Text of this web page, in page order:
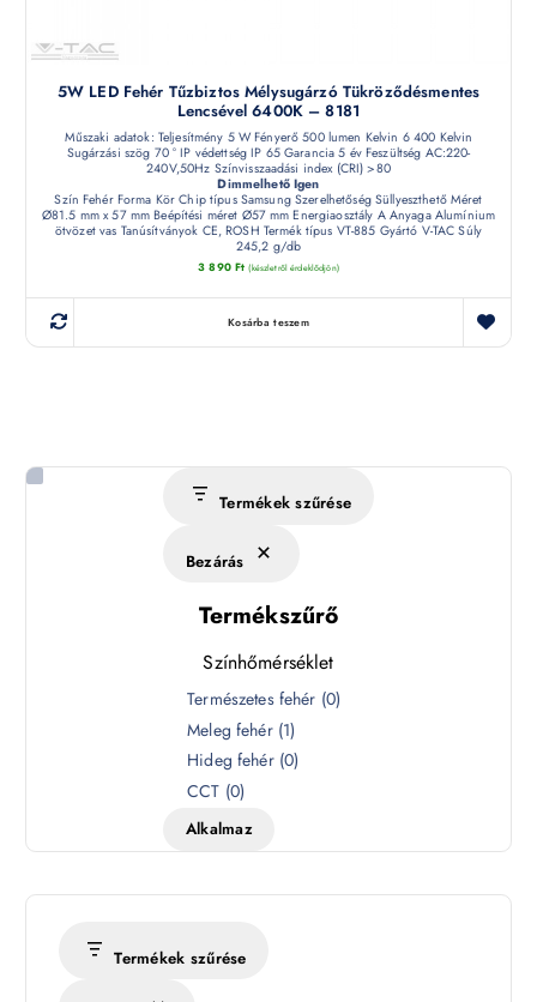
5W LED Fehér Tűzbiztos Mélysugárzó Tükröződésmentes
Lencsével 6400K – 8181
Műszaki adatok: Teljesítmény 5 W Fényerő 500 lumen Kelvin 6 400 Kelvin
Sugárzási szög 70 ° IP védettség IP 65 Garancia 5 év Feszültség AC:220-
240V,50Hz Színvisszaadási index (CRI) >80
Dimmelhető Igen
Szín Fehér Forma Kör Chip típus Samsung Szerelhetőség Süllyeszthető Méret
Ø81.5 mm x 57 mm Beépítési méret Ø57 mm Energiaosztály A Anyaga Alumínium
ötvözet vas Tanúsítványok CE, ROSH Termék típus VT-885 Gyártó V-TAC Súly
245,2 g/db
3 890 Ft (készletről érdeklődjön)
Kosárba teszem
Termékek szűrése
Bezárás
Termékszűrő
Színhőmérséklet
é
s
Természetes fehér (0)
Meleg fehér (1)
Hideg fehér (0)
CCT (0)
Alkalmaz
Termékek szűrése